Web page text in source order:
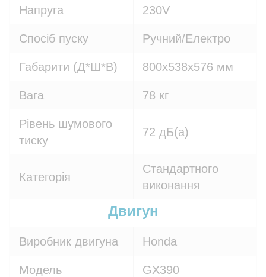
Напруга 230V
Спосіб пуску Ручний/Електро
Габарити (Д*Ш*В) 800х538х576 мм
Вага 78 кг
Рівень шумового
тиску
72 дБ(а)
Категорія
Стандартного
виконання
Двигун
Виробник двигуна Honda
Модель GX390